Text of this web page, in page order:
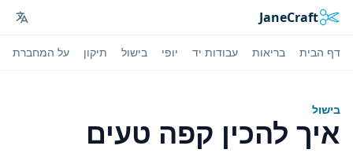
JaneCraft
דף הבית בריאות עבודות יד יופי בישול תיקון על המחברת
בישול
איך להכין קפה טעים